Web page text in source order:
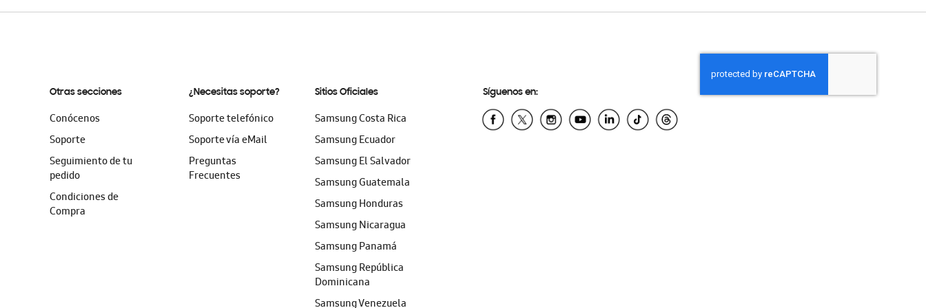
Otras secciones
Conócenos
Soporte
Seguimiento de tu
pedido
Condiciones de
Compra
¿Necesitas soporte?
Soporte telefónico
Soporte vía eMail
Preguntas
Frecuentes
Sitios Oficiales
Samsung Costa Rica
Samsung Ecuador
Samsung El Salvador
Samsung Guatemala
Samsung Honduras
Samsung Nicaragua
Samsung Panamá
Samsung República
Dominicana
Samsung Venezuela
Síguenos en: